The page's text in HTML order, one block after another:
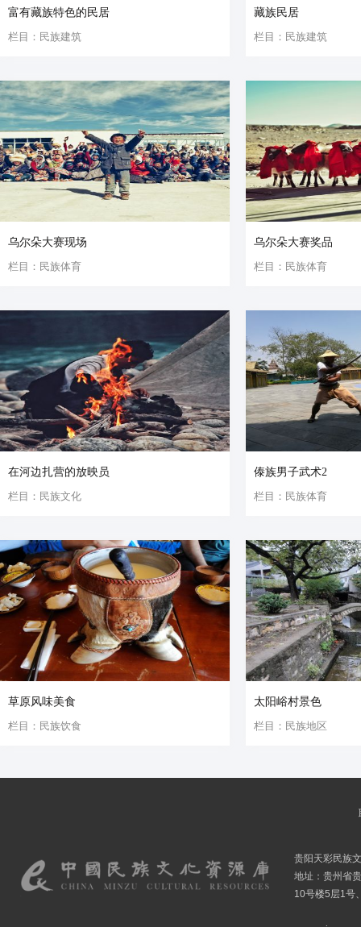
富有藏族特色的民居
栏目：民族建筑
藏族民居
栏目：民族建筑
乌尔朵大赛现场
栏目：民族体育
乌尔朵大赛奖品
栏目：民族体育
在河边扎营的放映员
栏目：民族文化
傣族男子武术2
栏目：民族体育
草原风味美食
栏目：民族饮食
太阳峪村景色
栏目：民族地区
贵阳天彩民族
地址：贵州省
10号楼5层1号